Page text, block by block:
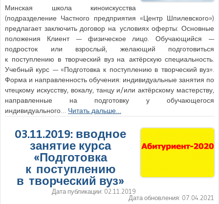
Минская школа киноискусства
(подразделение Частного предприятия «Центр Шпилевского»)
предлагает заключить договор на условиях оферты: Основные
положения Клиент — физическое лицо. Обучающийся —
подросток или взрослый, желающий подготовиться
к поступлению в творческий вуз на актёрскую специальность.
Учебный курс — «Подготовка к поступлению в творческий вуз».
Форма и направленность обучения: индивидуальные занятия по
чтецкому искусству, вокалу, танцу и/или актёрскому мастерству,
направленные на подготовку у обучающегося
индивидуального… Читать дальше…
03.11.2019: вводное
занятие курса
«Подготовка
к поступлению
в творческий вуз»
Дата публикации: 02.11.2019
Дата обновления: 07.04.2021